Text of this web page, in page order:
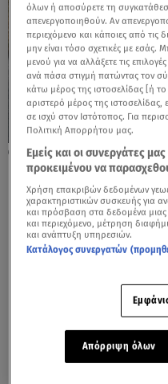
23.11.23, 20:22
Η έκπληξη που μας
Ranger
όλων ή αποσύρετε τη
απενεργοποιηθούν. Αν
περιεχόμενο και κάποιες από τις
μην είναι τόσο σχετικές με εσάς.
μενού για να αλλάξετε τις
ανά πάσα στιγμή πατώντας τον
κάτω μέρος της ιστοσελίδας [ή
αριστερό μέρος της ιστοσελίδας,
σε ισχύ στον Ιστότοπος. Για
Πολιτική Απορρήτου μας.
Εμείς και οι συνεργάτες
προκειμένου να
Χρήση επακριβών δεδομένων
χαρακτηριστικών συσκευής για
και πρόσβαση στα δεδομένα
και περιεχόμενο, μέτρηση
και ανάπτυξη υπηρεσιών.
Κατάλογος συνεργατών
Απόρριψη όλων